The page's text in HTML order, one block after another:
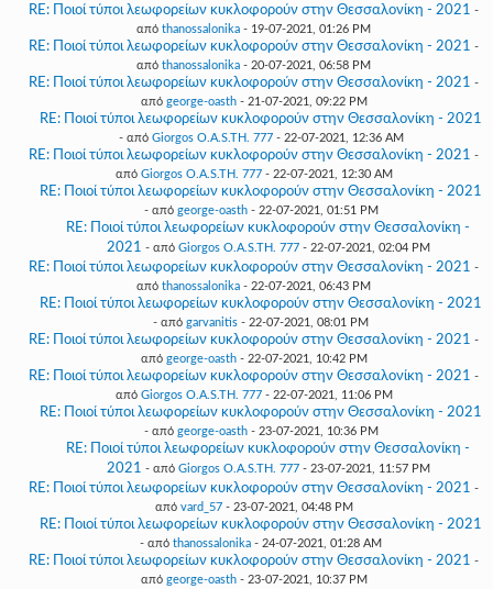
RE: Ποιοί τύποι λεωφορείων κυκλοφορούν στην Θεσσαλονίκη - 2021 -
από thanossalonika - 19-07-2021, 01:26 PM
RE: Ποιοί τύποι λεωφορείων κυκλοφορούν στην Θεσσαλονίκη - 2021 -
από thanossalonika - 20-07-2021, 06:58 PM
RE: Ποιοί τύποι λεωφορείων κυκλοφορούν στην Θεσσαλονίκη - 2021 -
από george-oasth- 21-07-2021, 09:22 PM
RE: Ποιοί τύποι λεωφορείων κυκλοφορούν στην Θεσσαλονίκη - 2021
- από Giorgos O.A.S.TH. 777- 22-07-2021, 12:36 AM
RE: Ποιοί τύποι λεωφορείων κυκλοφορούν στην Θεσσαλονίκη - 2021 -
από Giorgos O.A.S.TH. 777- 22-07-2021, 12:30 AM
RE: Ποιοί τύποι λεωφορείων κυκλοφορούν στην Θεσσαλονίκη - 2021
- από george-oasth- 22-07-2021, 01:51 PM
RE: Ποιοί τύποι λεωφορείων κυκλοφορούν στην Θεσσαλονίκη -
2021 - από Giorgos O.A.S.TH. 777- 22-07-2021, 02:04 PM
RE: Ποιοί τύποι λεωφορείων κυκλοφορούν στην Θεσσαλονίκη - 2021 -
από thanossalonika - 22-07-2021, 06:43 PM
RE: Ποιοί τύποι λεωφορείων κυκλοφορούν στην Θεσσαλονίκη - 2021
- από garvanitis - 22-07-2021, 08:01 PM
RE: Ποιοί τύποι λεωφορείων κυκλοφορούν στην Θεσσαλονίκη - 2021 -
από george-oasth- 22-07-2021, 10:42 PM
RE: Ποιοί τύποι λεωφορείων κυκλοφορούν στην Θεσσαλονίκη - 2021 -
από Giorgos O.A.S.TH. 777- 22-07-2021, 11:06 PM
RE: Ποιοί τύποι λεωφορείων κυκλοφορούν στην Θεσσαλονίκη - 2021
- από george-oasth- 23-07-2021, 10:36 PM
RE: Ποιοί τύποι λεωφορείων κυκλοφορούν στην Θεσσαλονίκη -
2021 - από Giorgos O.A.S.TH. 777- 23-07-2021, 11:57 PM
RE: Ποιοί τύποι λεωφορείων κυκλοφορούν στην Θεσσαλονίκη - 2021 -
από vard_57- 23-07-2021, 04:48 PM
RE: Ποιοί τύποι λεωφορείων κυκλοφορούν στην Θεσσαλονίκη - 2021
- από thanossalonika - 24-07-2021, 01:28 AM
RE: Ποιοί τύποι λεωφορείων κυκλοφορούν στην Θεσσαλονίκη - 2021 -
από george-oasth- 23-07-2021, 10:37 PM